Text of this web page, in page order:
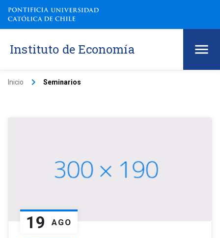
Instituto de Economía
Inicio keyboard_arrow_right Seminarios
19 AGO